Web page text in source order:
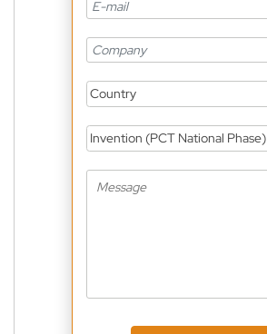
Country
Invention (PCT National Phase)